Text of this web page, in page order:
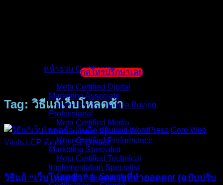
หน้ารวม Certificate
Meta Certified Digital
Marketing Associate
Meta Certified Media Buying
Professional
Meta Certified Media
Measurement Specialist
Meta Certified Performance
Marketing Specialist
Meta Certified Technical
Implementation Specialist
Google Ads Search
กดโทรปรึกษาเลย
Tag: วิธีแก้เว็บโหลดช้า
วิธีแก้ “เว็บโหลดช้า” 5 จุดตายที่ทำยอดตก! (ฉบับปรับ